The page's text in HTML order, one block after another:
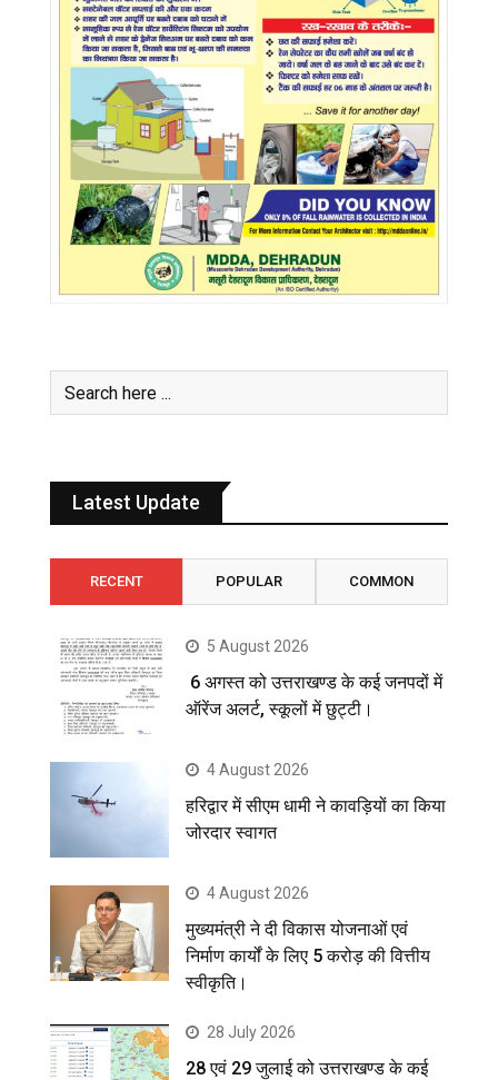
Latest Update
RECENT POPULAR COMMON
5 August 2026
6 अगस्त को उत्तराखण्ड के कई जनपदों में
ऑरेंज अलर्ट, स्कूलों में छुट्टी।
4 August 2026
हरिद्वार में सीएम धामी ने कावड़ियों का किया
जोरदार स्वागत
4 August 2026
मुख्यमंत्री ने दी विकास योजनाओं एवं
निर्माण कार्यों के लिए 5 करोड़ की वित्तीय
स्वीकृति।
28 July 2026
28 एवं 29 जुलाई को उत्तराखण्ड के कई